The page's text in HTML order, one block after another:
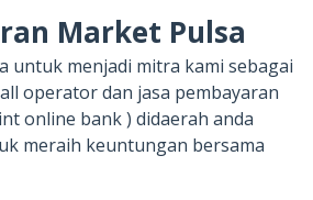
Market Pulsa
untuk menjadi mitra kami sebagai
operator dan jasa pembayaran
online bank ) didaerah anda
meraih keuntungan bersama